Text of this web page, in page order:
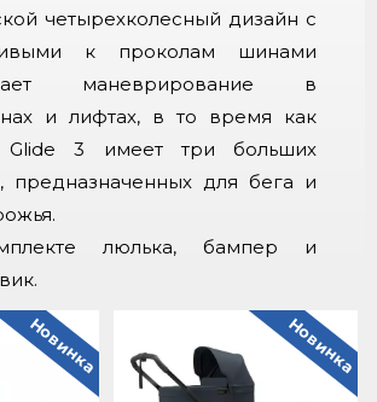
четырехколесный дизайн с
к проколам шинами
маневрирование в
и лифтах, в то время как
Glide 3 имеет три больших
предназначенных для бега и
люлька, бампер и
Новинка Новинка